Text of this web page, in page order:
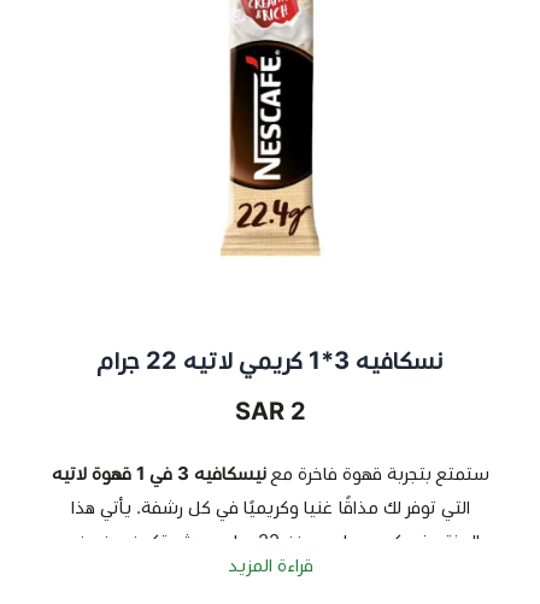
نسكافيه 3*1 كريمي لاتيه 22 جرام
2 SAR
ستمتع بتجربة قهوة فاخرة معنيسكافيه 3 في 1 قهوة لاتيه
التي توفر لك مذاقًا غنيا وكريميًا في كل رشفة. يأتي هذا
المنتج في كيس واحد بوزن 22 جرام، حيث يتكون من مزيج
مثالي من القهوة الفورية، الحليب والسكر، لتقدم لك كوب
قراءة المزيد